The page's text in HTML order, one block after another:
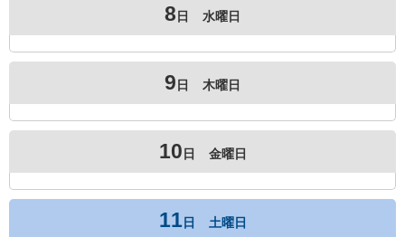
8 日 水曜日
9 日 木曜日
10 日 金曜日
11日 土曜日